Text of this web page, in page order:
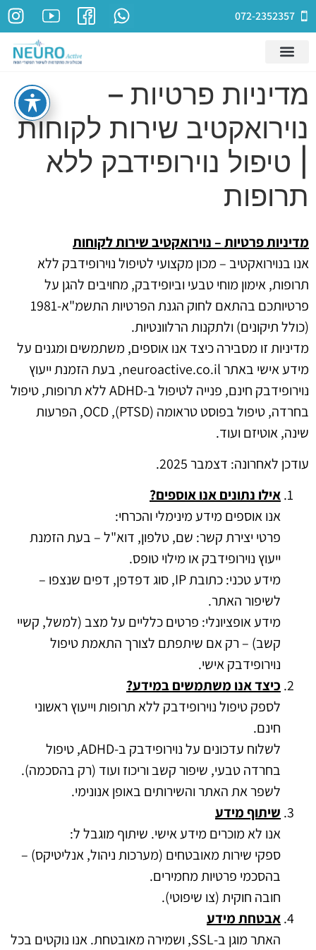
072-2352357
מדיניות פרטיות –
נוירואקטיב שירות לקוחות
| טיפול נוירופידבק ללא
תרופות
מדיניות פרטיות – נוירואקטיב שירות לקוחות
אנו בנוירואקטיב – מכון מקצועי לטיפול נוירופידבק ללא
תרופות, אימון מוחי טבעי וביופידבק, מחויבים להגן על
פרטיותכם בהתאם לחוק הגנת הפרטיות התשמ"א-1981
(כולל תיקונים) ולתקנות הרלוונטיות.
מדיניות זו מסבירה כיצד אנו אוספים, משתמשים ומגנים על
מידע אישי באתר neuroactive.co.il, בעת הזמנת ייעוץ
נוירופידבק חינם, פנייה לטיפול ב-ADHD ללא תרופות, טיפול
בחרדה, טיפול בפוסט טראומה (PTSD), OCD, הפרעות
שינה, אוטיזם ועוד.
עודכן לאחרונה: דצמבר 2025.
אילו נתונים אנו אוספים?
אנו אוספים מידע מינימלי והכרחי:
פרטי יצירת קשר: שם, טלפון, דוא"ל – בעת הזמנת
ייעוץ נוירופידבק או מילוי טופס.
מידע טכני: כתובת IP, סוג דפדפן, דפים שנצפו –
לשיפור האתר.
מידע אופציונלי: פרטים כלליים על מצב (למשל, קשיי
קשב) – רק אם שיתפתם לצורך התאמת טיפול
נוירופידבק אישי.
כיצד אנו משתמשים במידע?
לספק טיפול נוירופידבק ללא תרופות וייעוץ ראשוני
חינם.
לשלוח עדכונים על נוירופידבק ב-ADHD, טיפול
בחרדה טבעי, שיפור קשב וריכוז ועוד (רק בהסכמה).
לשפר את האתר והשירותים באופן אנונימי.
שיתוף מידע
אנו לא מוכרים מידע אישי. שיתוף מוגבל ל:
ספקי שירות מאובטחים (מערכות ניהול, אנליטיקס) –
בהסכמי פרטיות מחמירים.
חובה חוקית (צו שיפוטי).
אבטחת מידע
האתר מוגן ב-SSL, ושמירה מאובטחת. אנו נוקטים בכל